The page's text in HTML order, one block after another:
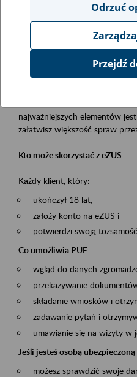
obsługa klientów
Event description
Platforma Usług
najważniejszych elementów
załatwisz większość spraw
Kto może skorzystać z eZUS
Każdy klient, który:
ukończył 18 lat,
założy konto na eZUS i
potwierdzi swoją
Co umożliwia PUE
wgląd do danych
przekazywanie
składanie wniosków i
zadawanie pytań i
umawianie się na wizyty w
Jeśli jesteś osobą
możesz sprawdzić swoje
Odrzuć
Przejdź